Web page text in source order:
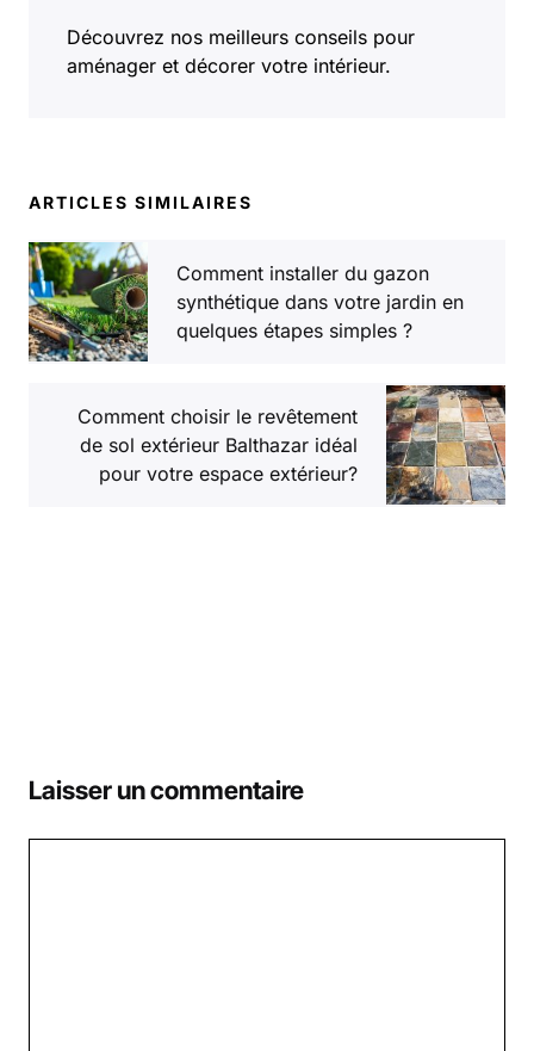
Découvrez nos meilleurs conseils pour
aménager et décorer votre intérieur.
ARTICLES SIMILAIRES
Comment installer du gazon
synthétique dans votre jardin en
quelques étapes simples ?
Comment choisir le revêtement
de sol extérieur Balthazar idéal
pour votre espace extérieur?
Laisser un commentaire